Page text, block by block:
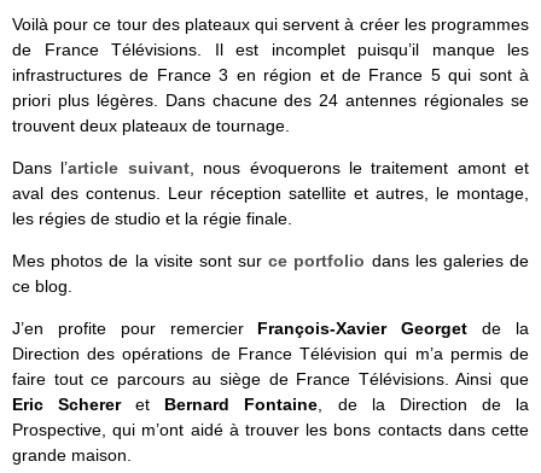
Voilà pour ce tour des plateaux qui servent à créer les programmes
de France Télévisions. Il est incomplet puisqu’il manque les
infrastructures de France 3 en région et de France 5 qui sont à
priori plus légères. Dans chacune des 24 antennes régionales se
trouvent deux plateaux de tournage.
Dans l’article suivant, nous évoquerons le traitement amont et
aval des contenus. Leur réception satellite et autres, le montage,
les régies de studio et la régie finale.
Mes photos de la visite sont surce portfolio dans les galeries de
ce blog.
J’en profite pour remercier François-Xavier Georgetde la
Direction des opérations de France Télévision qui m’a permis de
faire tout ce parcours au siège de France Télévisions. Ainsi que
Eric Schereret Bernard Fontaine, de la Direction de la
Prospective, qui m’ont aidé à trouver les bons contacts dans cette
grande maison.